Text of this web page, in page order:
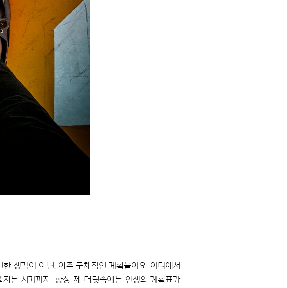
생각이 아닌, 아주 구체적인 계획들이요. 어디에서
는 시기까지. 항상 제 머릿속에는 인생의 계획표가